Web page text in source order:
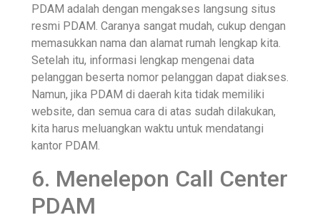
PDAM adalah dengan mengakses langsung situs
resmi PDAM. Caranya sangat mudah, cukup dengan
memasukkan nama dan alamat rumah lengkap kita.
Setelah itu, informasi lengkap mengenai data
pelanggan beserta nomor pelanggan dapat diakses.
Namun, jika PDAM di daerah kita tidak memiliki
website, dan semua cara di atas sudah dilakukan,
kita harus meluangkan waktu untuk mendatangi
kantor PDAM.
6. Menelepon Call Center
PDAM